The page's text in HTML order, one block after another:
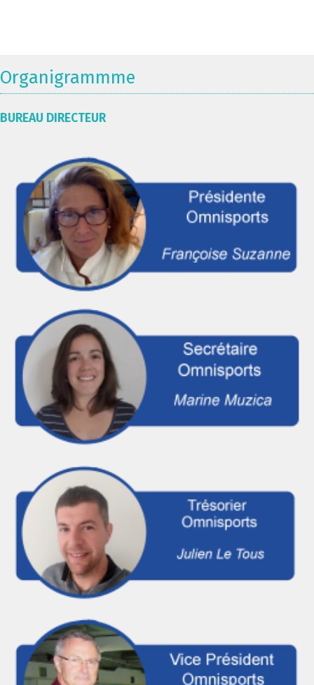
Organigrammme
BUREAU DIRECTEUR